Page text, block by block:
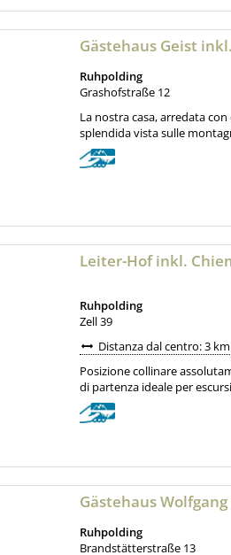
Gästehaus Geist
Ruhpolding
Grashofstraße 12
La nostra casa, arredata
splendida vista sulle
Leiter-Hof inkl.
Ruhpolding
Zell 39
Distanza dal centro: 3 km
Posizione collinare
di partenza ideale per
Gästehaus
Ruhpolding
Brandstätterstraße 13